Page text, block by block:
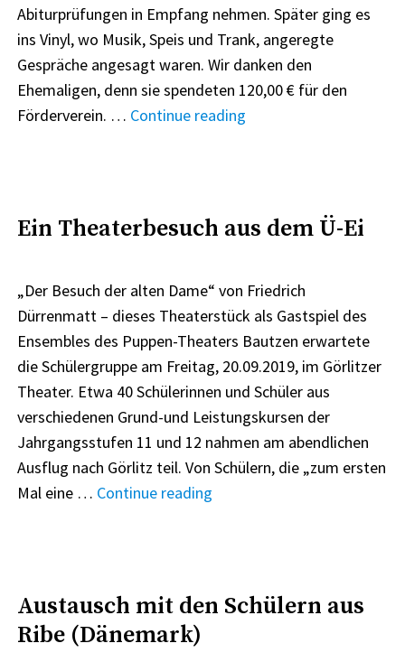
Abiturprüfungen in Empfang nehmen. Später ging es
ins Vinyl, wo Musik, Speis und Trank, angeregte
Gespräche angesagt waren. Wir danken den
Ehemaligen, denn sie spendeten 120,00 € für den
Förderverein. … Continue reading
Besuch"
Ein Theaterbesuch aus dem Ü-Ei
„Der Besuch der alten Dame“ von Friedrich
Dürrenmatt – dieses Theaterstück als Gastspiel des
Ensembles des Puppen-Theaters Bautzen erwartete
die Schülergruppe am Freitag, 20.09.2019, im Görlitzer
Theater. Etwa 40 Schülerinnen und Schüler aus
verschiedenen Grund-und Leistungskursen der
Jahrgangsstufen 11 und 12 nahmen am abendlichen
Ausflug nach Görlitz teil. Von Schülern, die „zum ersten
Mal eine … Continue reading
Ü-
Ei"
Austausch mit den Schülern aus
Ribe (Dänemark)